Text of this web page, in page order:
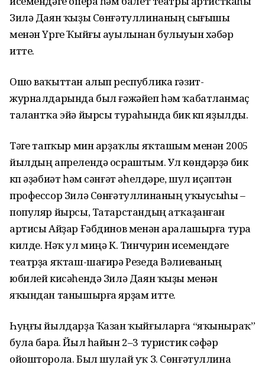
Зилә Даян ҡыҙы Сөнғәтуллинаның сығышы
менән Үрге Ҡыйғы ауылынан булыуын хәбәр
итте.
Ошо ваҡыттан алып республика гәзит-
журналдарында был ғәжәйеп һәм ҡабатланмаҫ
талантҡа эйә йырсы тураһында бик күп яҙылды.
Тәүге тапҡыр мин арҙаҡлы яҡташым менән 2005
йылдың апрелендә осраштым. Ул көндәрҙә бик
күп әҙәбиәт һәм сәнғәт әһелдәре, шул иҫәптән
профессор Зилә Сөнғәтуллинаның уҡыусыһы –
популяр йырсы, Татарстандың атҡаҙанған
артисы Айҙар Ғәбдинов менән аралашырға тура
килде. Нәҡ ул миңә К. Тинчурин исемендәге
театрҙа яҡташ-шағирә Резеда Вәлиеваның
юбилей кисәһендә Зилә Даян ҡыҙы менән
яҡындан танышырға ярҙам итте.
Һуңғы йылдарҙа Ҡазан ҡыйғыларға “яҡыныраҡ”
була бара. Йыл һайын 2–3 туристик сәфәр
ойошторола. Был шулай уҡ З. Сөнғәтуллина